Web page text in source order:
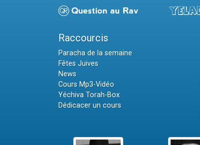
Raccourcis
Paracha de la semaine
Fêtes Juives
News
Cours Mp3-Vidéo
Yéchiva Torah-Box
Dédicacer un cours